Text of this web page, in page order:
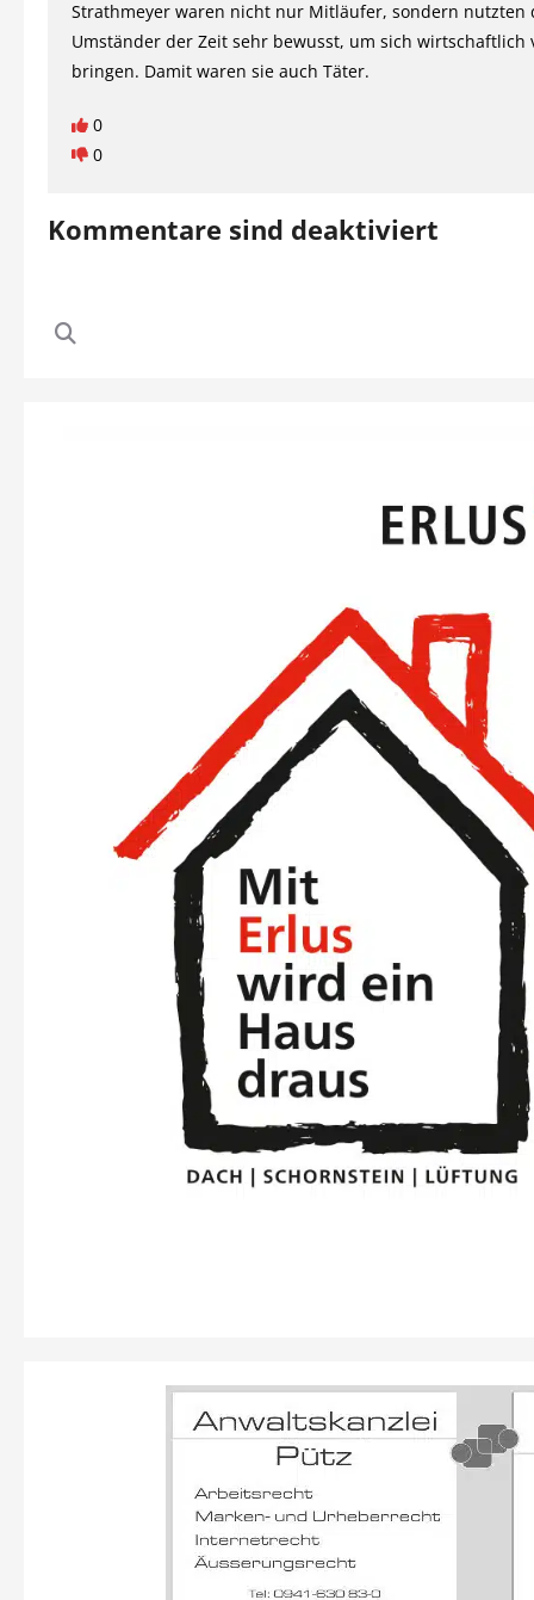
Strathmeyer waren nicht nur Mitläufer, sondern nutzten
Umständer der Zeit sehr bewusst, um sich wirtschaftlich
bringen. Damit waren sie auch Täter.
0
0
Kommentare sind deaktiviert